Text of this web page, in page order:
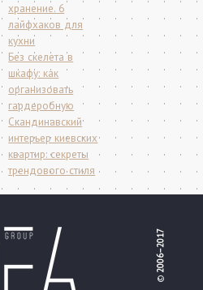
хранение. 6
лайфхаков для
кухни
Без скелета в
шкафу: как
организовать
гардеробную
Скандинавский
интерьер киевских
квартир: секреты
трендового стиля
©
2006–2017